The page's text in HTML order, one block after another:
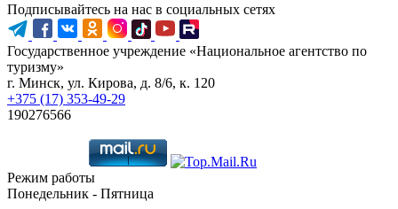
Подписывайтесь на нас в социальных сетях
Государственное учреждение «Национальное агентство по
туризму»
г. Минск, ул. Кирова, д. 8/6, к. 120
+375 (17) 353-49-29
190276566
Режим работы
Понедельник - Пятница